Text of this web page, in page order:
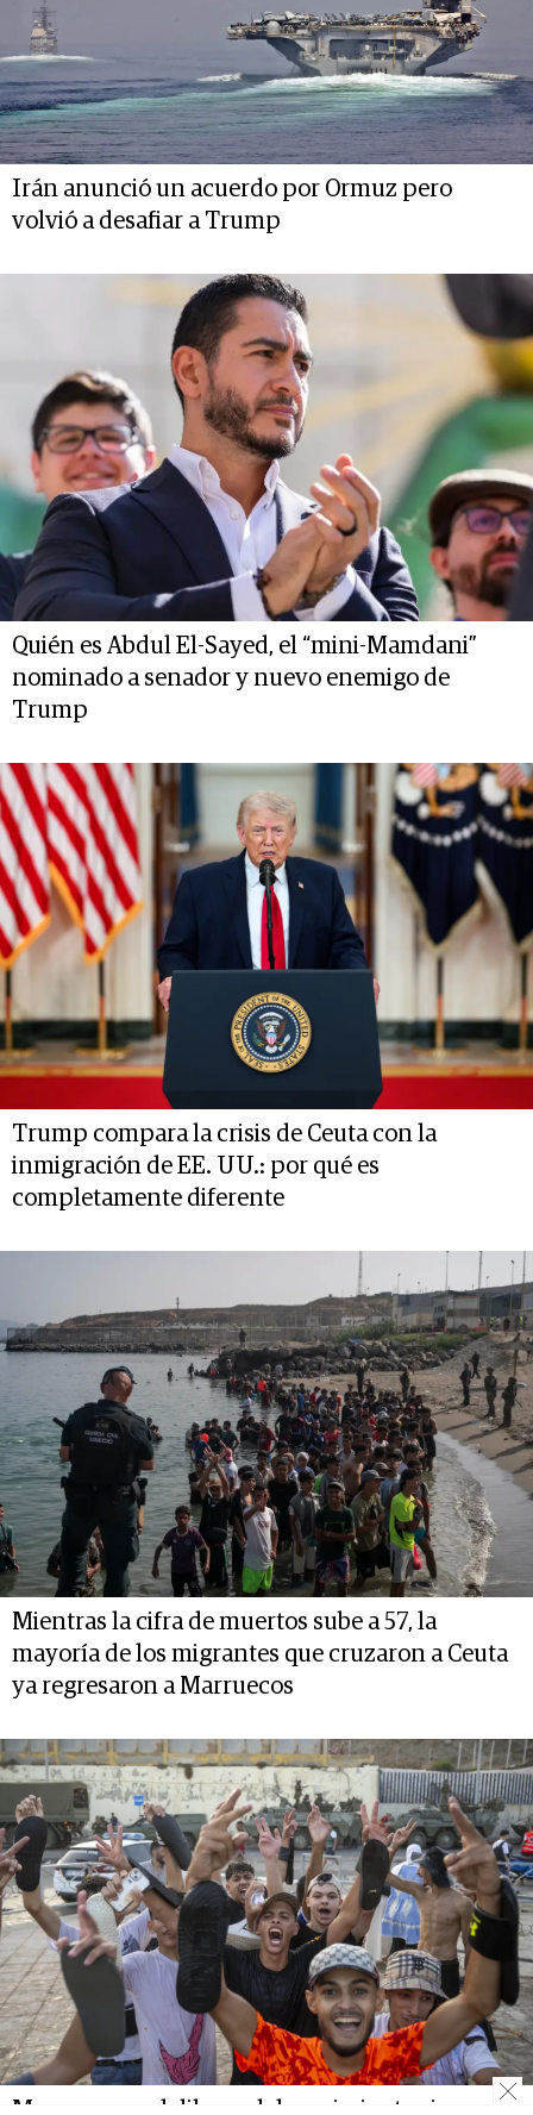
Irán anunció un acuerdo por Ormuz pero
volvió a desafiar a Trump
Quién es Abdul El-Sayed, el “mini-Mamdani”
nominado a senador y nuevo enemigo de
Trump
Trump compara la crisis de Ceuta con la
inmigración de EE. UU.: por qué es
completamente diferente
Mientras la cifra de muertos sube a 57, la
mayoría de los migrantes que cruzaron a Ceuta
ya regresaron a Marruecos